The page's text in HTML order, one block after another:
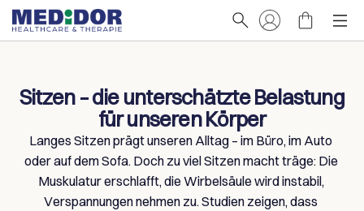
Sitzen – die unterschätzte Belastung
für unseren Körper
Langes Sitzen prägt unseren Alltag – im Büro, im Auto
oder auf dem Sofa. Doch zu viel Sitzen macht träge: Die
Muskulatur erschlafft, die Wirbelsäule wird instabil,
Verspannungen nehmen zu. Studien zeigen, dass